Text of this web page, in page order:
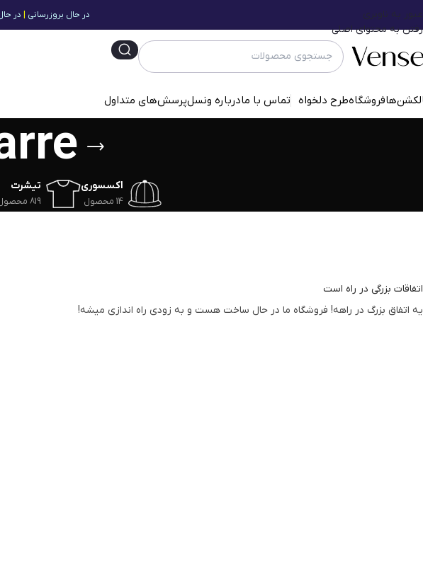
عبور به ناوبری
رفتن به محتوای اصلی
در حال بروزرسانی در
فروشگاهطرح دلخواه تماس با مادرباره ونسلپرسش‌‌های متداول
اکسسوری
14 محصول
تیشرت
819 محصول
اتفاقات بزرگی در راه است
یه اتفاق بزرگ در راهه! فروشگاه ما در حال ساخت هست و به زودی راه اندازی میشه!